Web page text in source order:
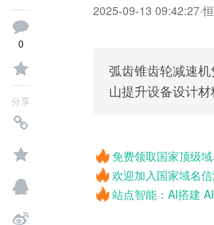
0
分享
2025-09-13 09:42:27·
弧齿锥齿轮减速
山提升设备设计
免费领取国家顶级域
欢迎加入国家域名
站点智能：AI搭建